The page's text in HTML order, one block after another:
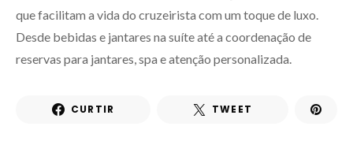
que facilitam a vida do cruzeirista com um toque de luxo.
Desde bebidas e jantares na suíte até a coordenação de
reservas para jantares, spa e atenção personalizada.
CURTIR TWEET